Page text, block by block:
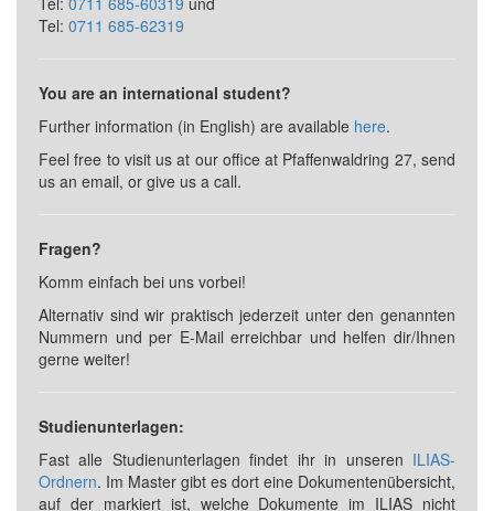
Tel: 0711 685-62319
You are an international student?
Further information (in English) are available here.
Feel free to visit us at our office at Pfaffenwaldring 27, send
us an email, or give us a call.
Fragen?
Komm einfach bei uns vorbei!
Alternativ sind wir praktisch jederzeit unter den genannten
Nummern und per E-Mail erreichbar und helfen dir/Ihnen
gerne weiter!
Studienunterlagen:
Fast alle Studienunterlagen findet ihr in unseren ILIAS-
Ordnern. Im Master gibt es dort eine Dokumentenübersicht,
auf der markiert ist, welche Dokumente im ILIAS nicht